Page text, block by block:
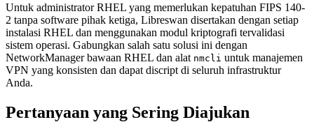
Untuk administrator RHEL yang memerlukan kepatuhan FIPS 140-
2 tanpa software pihak ketiga, Libreswan disertakan dengan setiap
instalasi RHEL dan menggunakan modul kriptografi tervalidasi
sistem operasi. Gabungkan salah satu solusi ini dengan
NetworkManager bawaan RHEL dan alat nmcli untuk manajemen
VPN yang konsisten dan dapat discript di seluruh infrastruktur
Anda.
Pertanyaan yang Sering Diajukan